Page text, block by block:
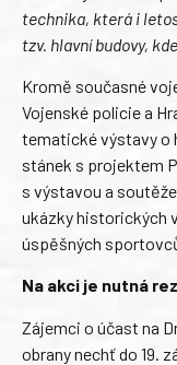
technika, která i
tzv. hlavní budovy,
Kromě současné
Vojenské policie a
tematické výstavy o
stánek s projektem
s výstavou a
ukázky historických
úspěšných
Na akci je nutná
Zájemci o účast na
obrany nechť do 19.